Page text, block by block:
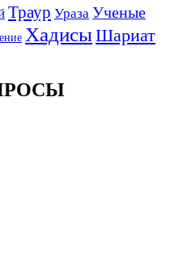
Траур Ураза Ученые
ХадисыШариат